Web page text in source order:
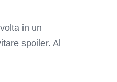
in un
spoiler. Al